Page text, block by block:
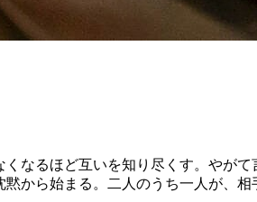
なるほど互いを知り尽くす。やが
から始まる。二人のうち一人が、